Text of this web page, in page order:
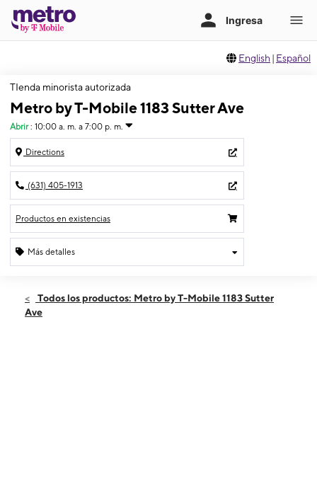
English | Español
TIenda minorista autorizada
Metro by T-Mobile 1183 Sutter Ave
Abrir : 10:00 a. m. a 7:00 p. m.
Directions
(631) 405-1913
Productos en existencias
Más detalles
Jueves:10:00 a. m. a 7:00 p. m.
Viernes:
Todos los productos: Metro by T-Mobile 1183 Sutter
Ave